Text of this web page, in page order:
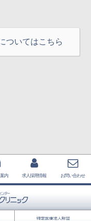
ついてはこちら
内 求人採用情報 お問い合わせ